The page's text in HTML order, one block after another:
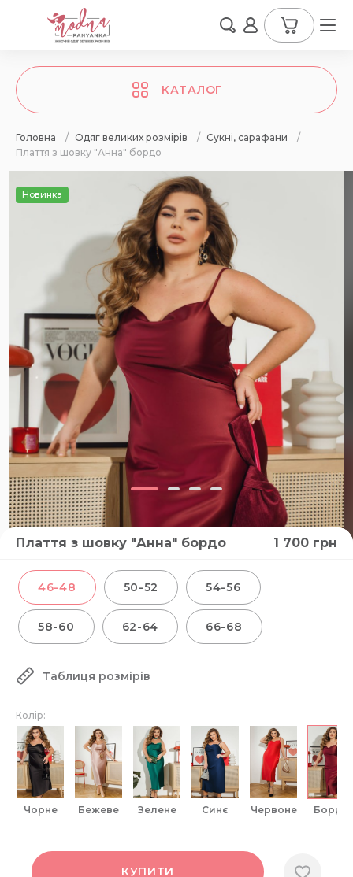
КАТАЛОГ
Головна / Одяг великих розмірів / Сукні, сарафани
/
Плаття з шовку "Анна" бордо
Новинка
Плаття з шовку "Анна" бордо 1 700 грн
46-48 50-52 54-56
58-60 62-64 66-68
Таблиця розмірів
Колір:
чорне бежеве зелене синє червоне бордо
КУПИТИ